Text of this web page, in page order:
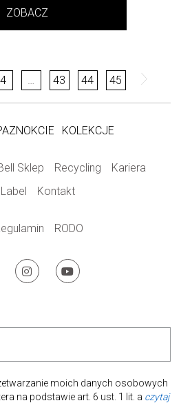
ZOBACZ
4 43 44 45
KOLEKCJE
Sklep Recycling
Kariera
Kontakt
RODO
moich danych osobowych
na podstawie art. 6 ust. 1 lit. a czytaj